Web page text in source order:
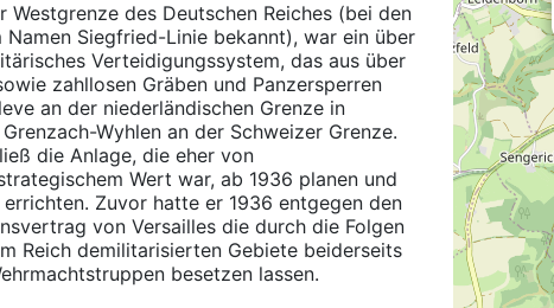
Westgrenze des Deutschen Reiches (bei den
Siegfried-Linie bekannt), war ein über
Verteidigungssystem, das aus über
zahllosen Gräben und Panzersperren
an der niederländischen Grenze in
Wyhlen an der Schweizer Grenze.
die Anlage, die eher von
Wert war, ab 1936 planen und
Zuvor hatte er 1936 entgegen den
von Versailles die durch die Folgen
Reich demilitarisierten Gebiete beiderseits
besetzen lassen.